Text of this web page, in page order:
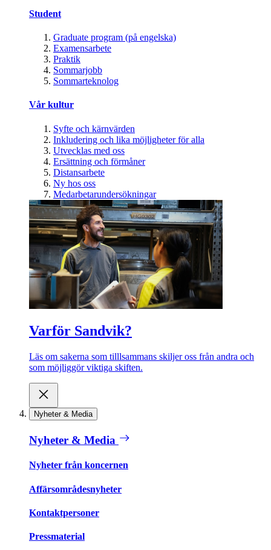
Student
Graduate program (på engelska)
Examensarbete
Praktik
Sommarjobb
Sommarteknolog
Vår kultur
Syfte och kärnvärden
Inkludering och lika möjligheter för alla
Utvecklas med oss
Ersättning och förmåner
Distansarbete
Ny hos oss
Medarbetarundersökningar
Varför Sandvik?
Läs om sakerna som tilllsammans skiljer oss från andra och
som möjliggör viktiga skiften.
Nyheter & Media
Nyheter & Media
Nyheter från koncernen
Affärsområdesnyheter
Kontaktpersoner
Pressmaterial